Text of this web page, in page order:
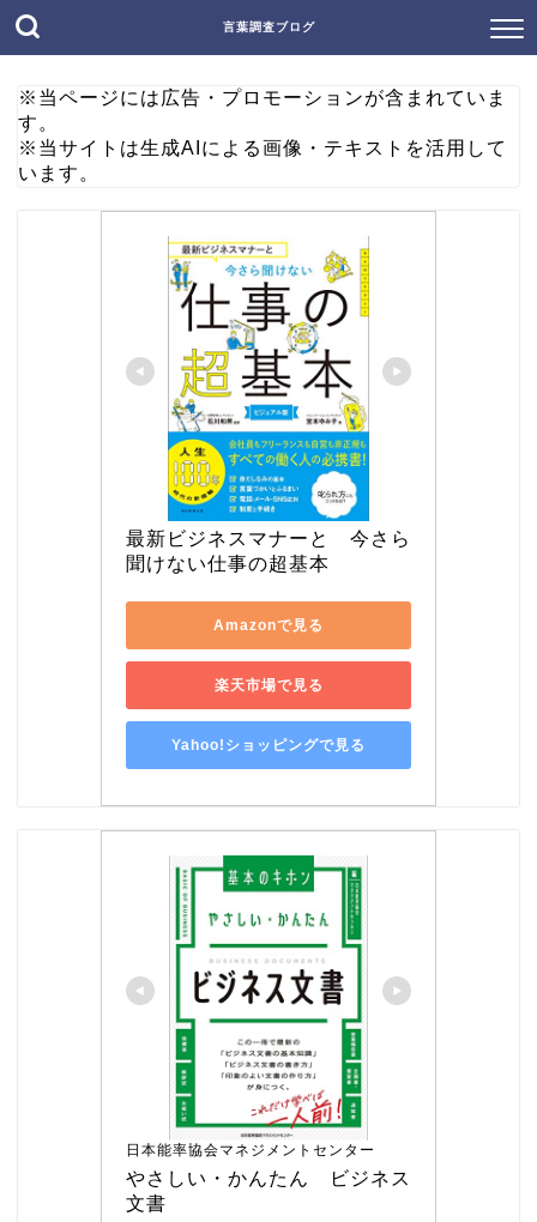
言葉調査ブログ
※当ページには広告・プロモーションが含まれていま
す。
※当サイトは生成AIによる画像・テキストを活用して
います。
最新ビジネスマナーと　今さら
聞けない仕事の超基本
Amazonで見る
楽天市場で見る
Yahoo!ショッピングで見る
日本能率協会マネジメントセンター
やさしい・かんたん　ビジネス
文書